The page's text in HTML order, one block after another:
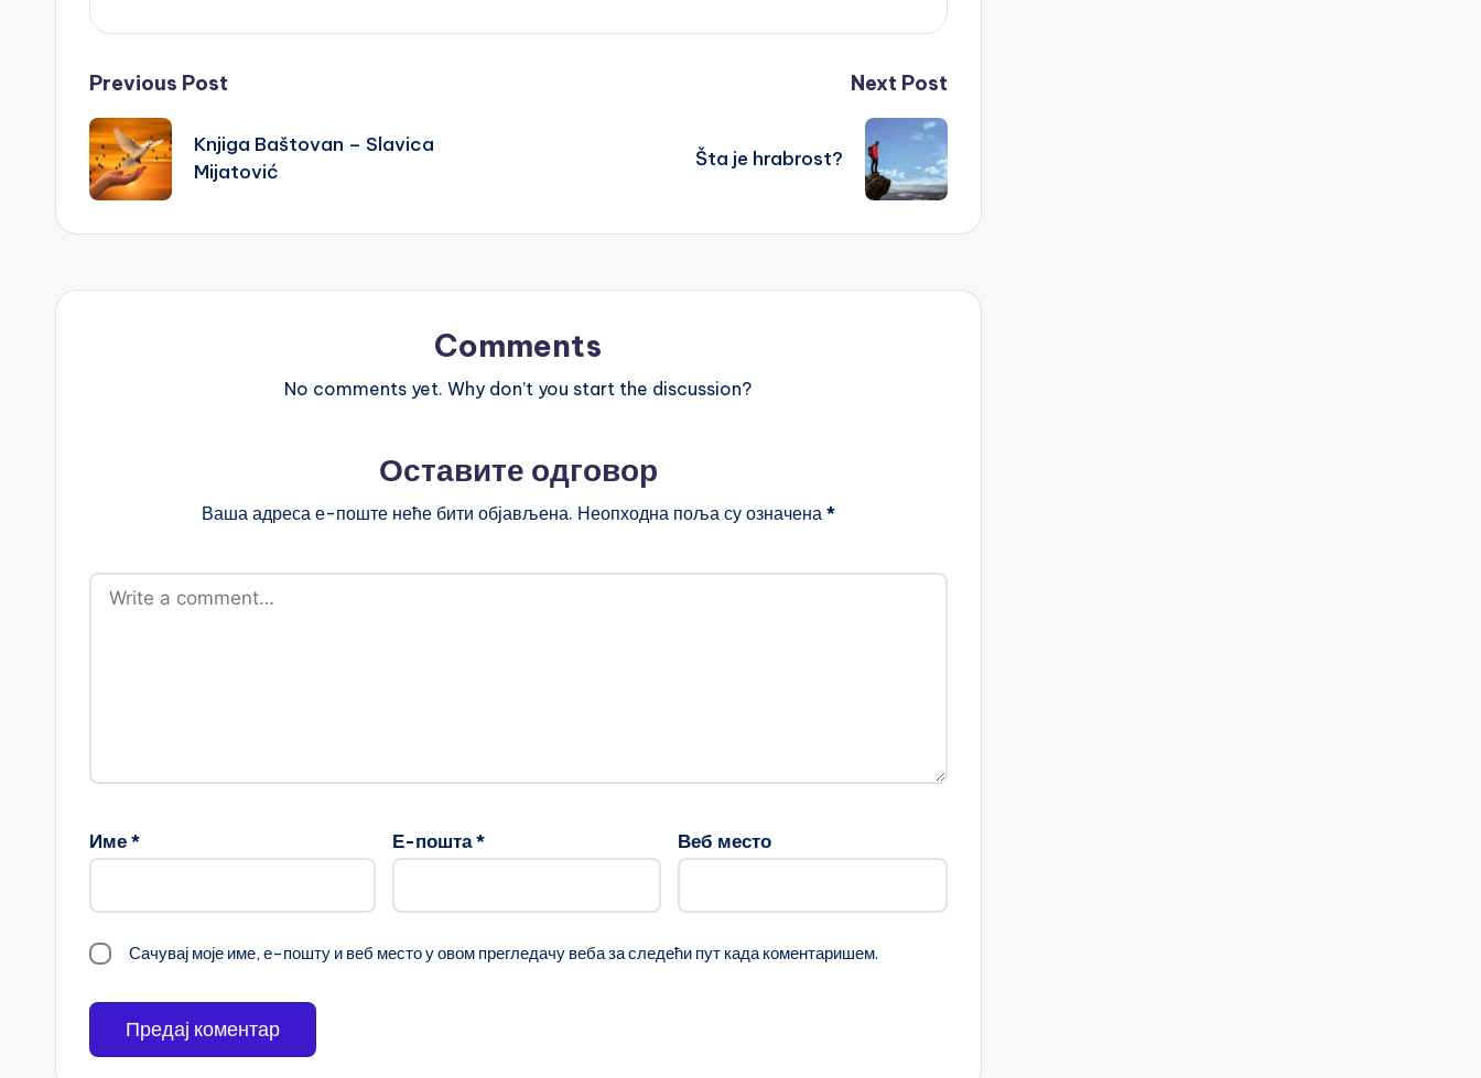
Post
navigation
Previous Post
Knjiga Baštovan – Slavica
Mijatović
Next Post
Šta je hrabrost?
Comments
No comments yet. Why don’t you start the discussion?
Оставите одговор
Ваша адреса е-поште неће бити објављена. Неопходна поља су означена *
Име* Е-пошта* Веб место
Сачувај моје име, е-пошту и веб место у овом прегледачу веба за следећи пут када коментаришем.